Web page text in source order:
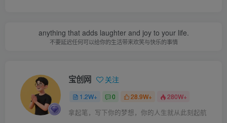
anything that adds laughter and joy to your life.
不要延迟任何可以给你的生活带来欢笑与快乐的事情
宝创网 关注
1.2W+ 0 28.9W+ 280W+
拿起笔，写下你的梦想，你的人生就从此刻起航